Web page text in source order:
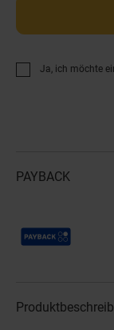
Ja, ich möchte
PAYBACK
Payback Punkte